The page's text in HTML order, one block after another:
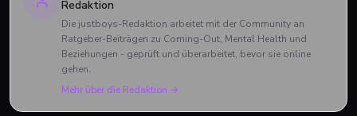
Redaktion
Die justboys-Redaktion arbeitet mit der Community an
Ratgeber-Beiträgen zu Coming-Out, Mental Health und
Beziehungen - geprüft und überarbeitet, bevor sie online
gehen.
Mehr über die Redaktion →